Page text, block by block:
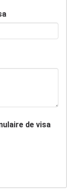
de visa